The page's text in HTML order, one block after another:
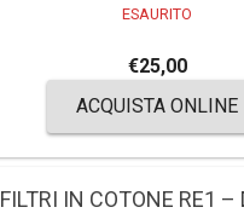
€25,00
ACQUISTA ONLINE
FILTRI IN COTONE RE1 –